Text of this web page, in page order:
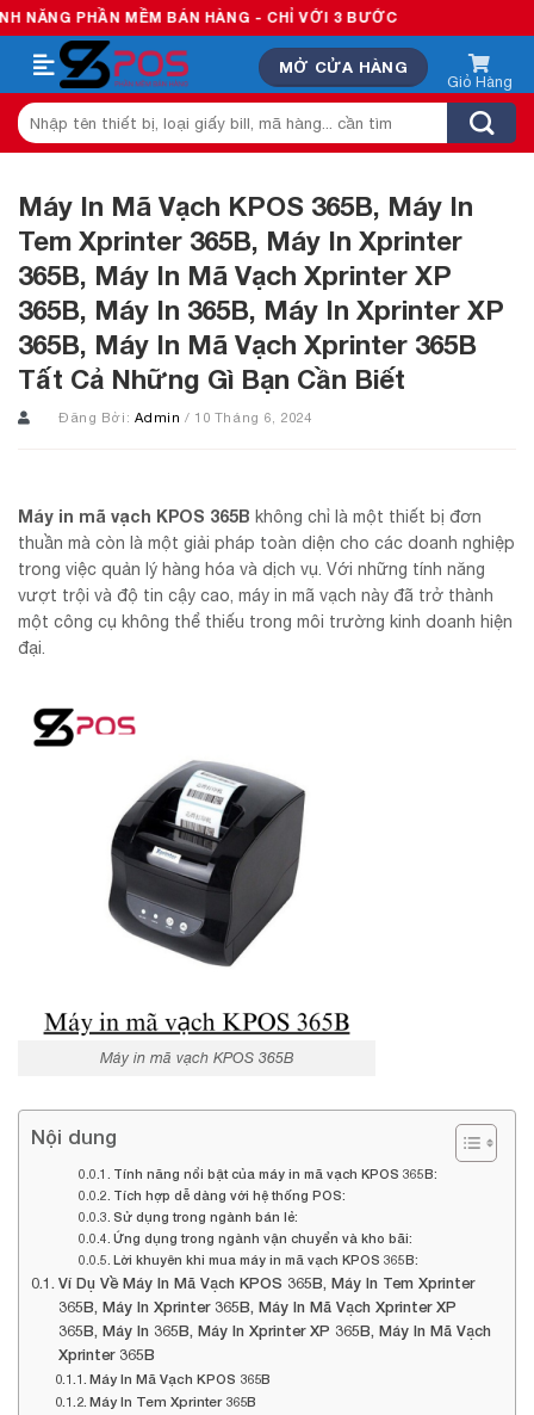
Skip
to
content
MỀM BÁN HÀNG - CHỈ VỚI 3 BƯỚC
MỞ CỬA HÀNG
Tìm
kiếm:
Máy In Mã Vạch KPOS 365B, Máy In
Tem Xprinter 365B, Máy In Xprinter
365B, Máy In Mã Vạch Xprinter XP
365B, Máy In 365B, Máy In Xprinter XP
365B, Máy In Mã Vạch Xprinter 365B
Tất Cả Những Gì Bạn Cần Biết
Đăng Bởi: Admin/ 10 Tháng 6, 2024
Máy in mã vạch KPOS 365B không chỉ là một thiết bị đơn
thuần mà còn là một giải pháp toàn diện cho các doanh nghiệp
trong việc quản lý hàng hóa và dịch vụ. Với những tính năng
vượt trội và độ tin cậy cao, máy in mã vạch này đã trở thành
một công cụ không thể thiếu trong môi trường kinh doanh hiện
đại.
Máy in mã vạch KPOS 365B
Nội dung
Tính năng nổi bật của máy in mã vạch KPOS 365B:
Tích hợp dễ dàng với hệ thống POS:
Sử dụng trong ngành bán lẻ:
Ứng dụng trong ngành vận chuyển và kho bãi:
Lời khuyên khi mua máy in mã vạch KPOS 365B:
Ví Dụ Về Máy In Mã Vạch KPOS 365B, Máy In Tem Xprinter
365B, Máy In Xprinter 365B, Máy In Mã Vạch Xprinter XP
365B, Máy In 365B, Máy In Xprinter XP 365B, Máy In Mã Vạch
Xprinter 365B
Máy In Mã Vạch KPOS 365B
Máy In Tem Xprinter 365B